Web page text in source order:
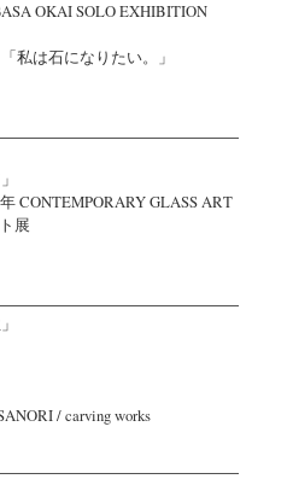
OKAI SOLO EXHIBITION
私は石になりたい。」
CONTEMPORARY GLASS ART
展
/ carving works